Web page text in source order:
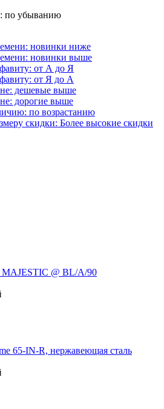
по убыванию
новинки ниже
новинки выше
от А до Я
от Я до А
дешевые выше
дорогие выше
по возрастанию
скидки: Более высокие скидки
MAJESTIC @ BL/A/90
65-IN-R, нержавеющая сталь